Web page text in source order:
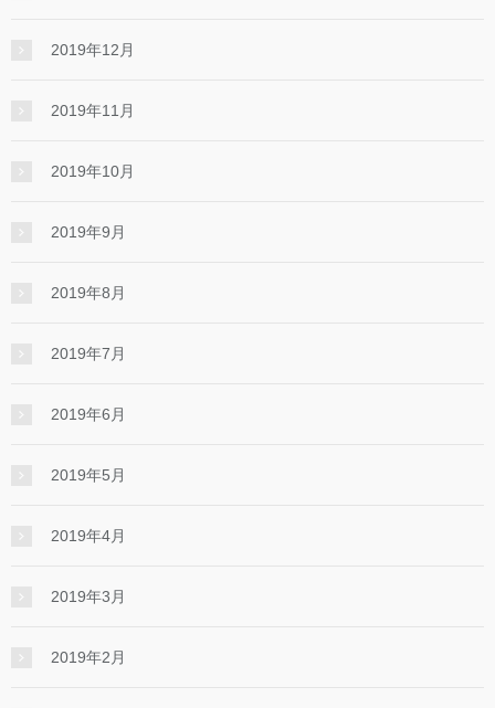
2019年12月
2019年11月
2019年10月
2019年9月
2019年8月
2019年7月
2019年6月
2019年5月
2019年4月
2019年3月
2019年2月